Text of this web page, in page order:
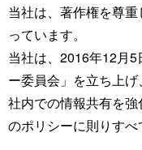
当社は、著作権を尊
っています。
当社は、2016年12月
ー委員会」を立ち上
社内での情報共有を
のポリシーに則りすべ